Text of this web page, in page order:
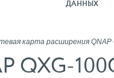
ДАННЫХ
карта расширения QNAP
QXG-